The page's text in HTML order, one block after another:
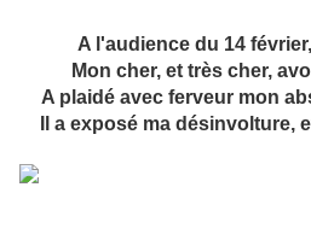
A l'audience du 14
Mon cher, et très cher,
A plaidé avec ferveur mon
Il a exposé ma désinvolture,